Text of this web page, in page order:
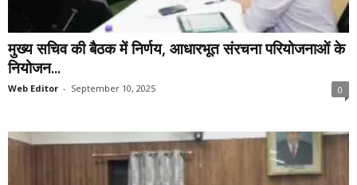
मुख्य सचिव की बैठक में निर्णय, आधारभूत संरचना परियोजनाओं के
नियोजन...
Web Editor - September 10, 2025 0